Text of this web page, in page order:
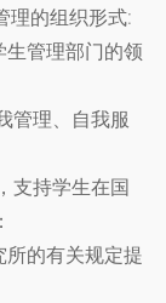
理的组织形式:
管理部门的领
管理、自我服
支持学生在国
的有关规定提